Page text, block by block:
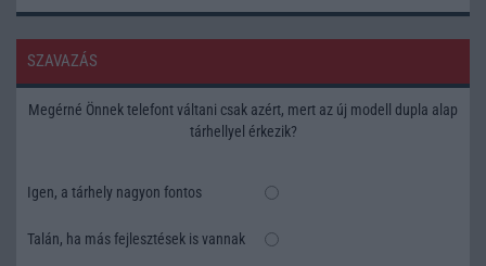
SZAVAZÁS
Megérné Önnek telefont váltani csak azért, mert az új modell dupla alap
tárhellyel érkezik?
Igen, a tárhely nagyon fontos
Talán, ha más fejlesztések is vannak